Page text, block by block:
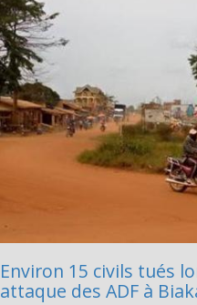
Environ 15 civils tués
attaque des ADF à